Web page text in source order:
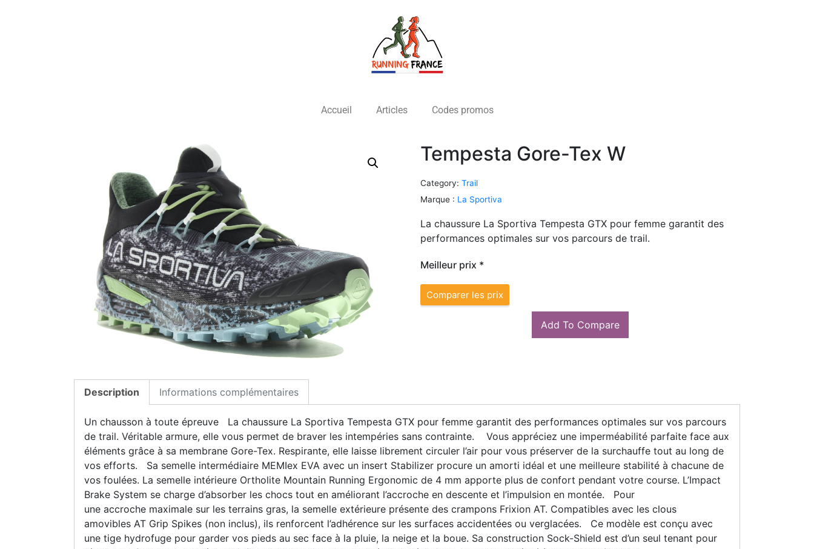
Accueil Articles Codes promos
Tempesta Gore-Tex W
Category: Trail
Marque : La Sportiva
La chaussure La Sportiva Tempesta GTX pour femme garantit des
performances optimales sur vos parcours de trail.
Meilleur prix *
Comparer les prix
Add To Compare
Description Informations complémentaires
Un chausson à toute épreuve La chaussure La Sportiva Tempesta GTX pour femme garantit des performances optimales sur vos parcours
de trail. Véritable armure, elle vous permet de braver les intempéries sans contrainte. Vous appréciez une imperméabilité parfaite face aux
éléments grâce à sa membrane Gore-Tex. Respirante, elle laisse librement circuler l’air pour vous préserver de la surchauffe tout au long de
vos efforts. Sa semelle intermédiaire MEMIex EVA avec un insert Stabilizer procure un amorti idéal et une meilleure stabilité à chacune de
vos foulées. La semelle intérieure Ortholite Mountain Running Ergonomic de 4 mm apporte plus de confort pendant votre course. L’Impact
Brake System se charge d’absorber les chocs tout en améliorant l’accroche en descente et l’impulsion en montée. Pour
une accroche maximale sur les terrains gras, la semelle extérieure présente des crampons Frixion AT. Compatibles avec les clous
amovibles AT Grip Spikes (non inclus), ils renforcent l’adhérence sur les surfaces accidentées ou verglacées. Ce modèle est conçu avec
une tige hydrofuge pour garder vos pieds au sec face à la pluie, la neige et la boue. Sa construction Sock-Shield est d’un seul tenant pour